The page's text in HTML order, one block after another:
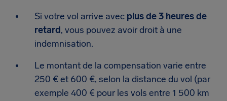
Si votre vol arrive avec plus de 3 heures de
retard, vous pouvez avoir droit à une
indemnisation.
Le montant de la compensation varie entre
250 € et 600 €, selon la distance du vol (par
exemple 400 € pour les vols entre 1 500 km